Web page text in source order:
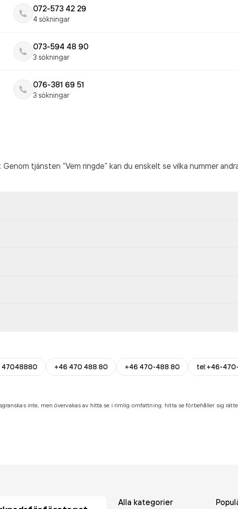
072-573 42 29
4 sökningar
073-594 48 90
3 sökningar
076-381 69 51
3 sökningar
tjänsten “Vem ringde” kan du enskelt se vilka nummer
47048880 +46 470 488 80 +46 470-488 80
tel:+46-
inte, men övervakas av hitta.se i rimlig omfattning. hitta.se förbehåller sig
Alla kategorier